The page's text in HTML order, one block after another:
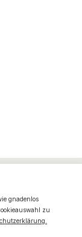
gnadenlos
zu